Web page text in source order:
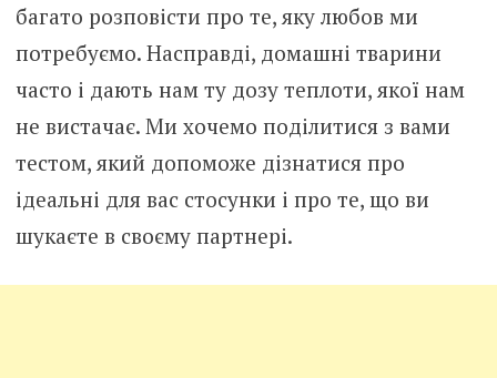
багато розповісти про те, яку любов ми
потребуємо. Насправді, домашні тварини
часто і дають нам ту дозу теплоти, якої нам
не вистачає. Ми хочемо поділитися з вами
тестом, який допоможе дізнатися про
ідеальні для вас стосунки і про те, що ви
шукаєте в своєму партнері.